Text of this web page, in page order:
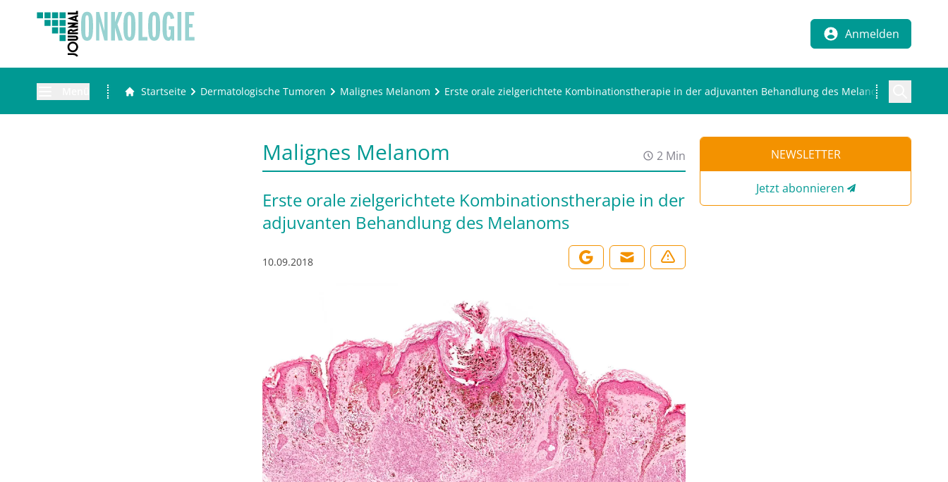
Anmelden
Startseite Dermatologische Tumoren Malignes Melanom Erste orale zielgerichtete Kombinationstherapie in der adjuvanten Behandlung des Melanoms
Malignes Melanom 2 Min
Erste orale zielgerichtete Kombinationstherapie in der
adjuvanten Behandlung des Melanoms
10.09.2018
NEWSLETTER
Jetzt abonnieren